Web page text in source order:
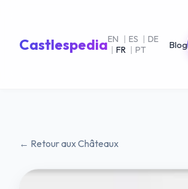
CastlespediaEN | ES | DE
| FR | PT Blog
← Retour aux Châteaux